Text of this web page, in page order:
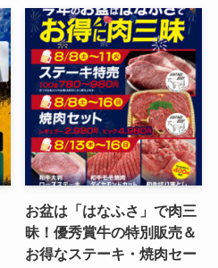
お盆は「はなふさ」で肉三
昧！優秀賞牛の特別販売＆
お得なステーキ・焼肉セー